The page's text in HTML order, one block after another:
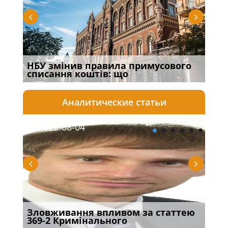
НБУ змінив правила примусового
списання коштів: що
Аналитические статьи
2026-08-04
Зловживання впливом за статтею
369-2 Кримінального